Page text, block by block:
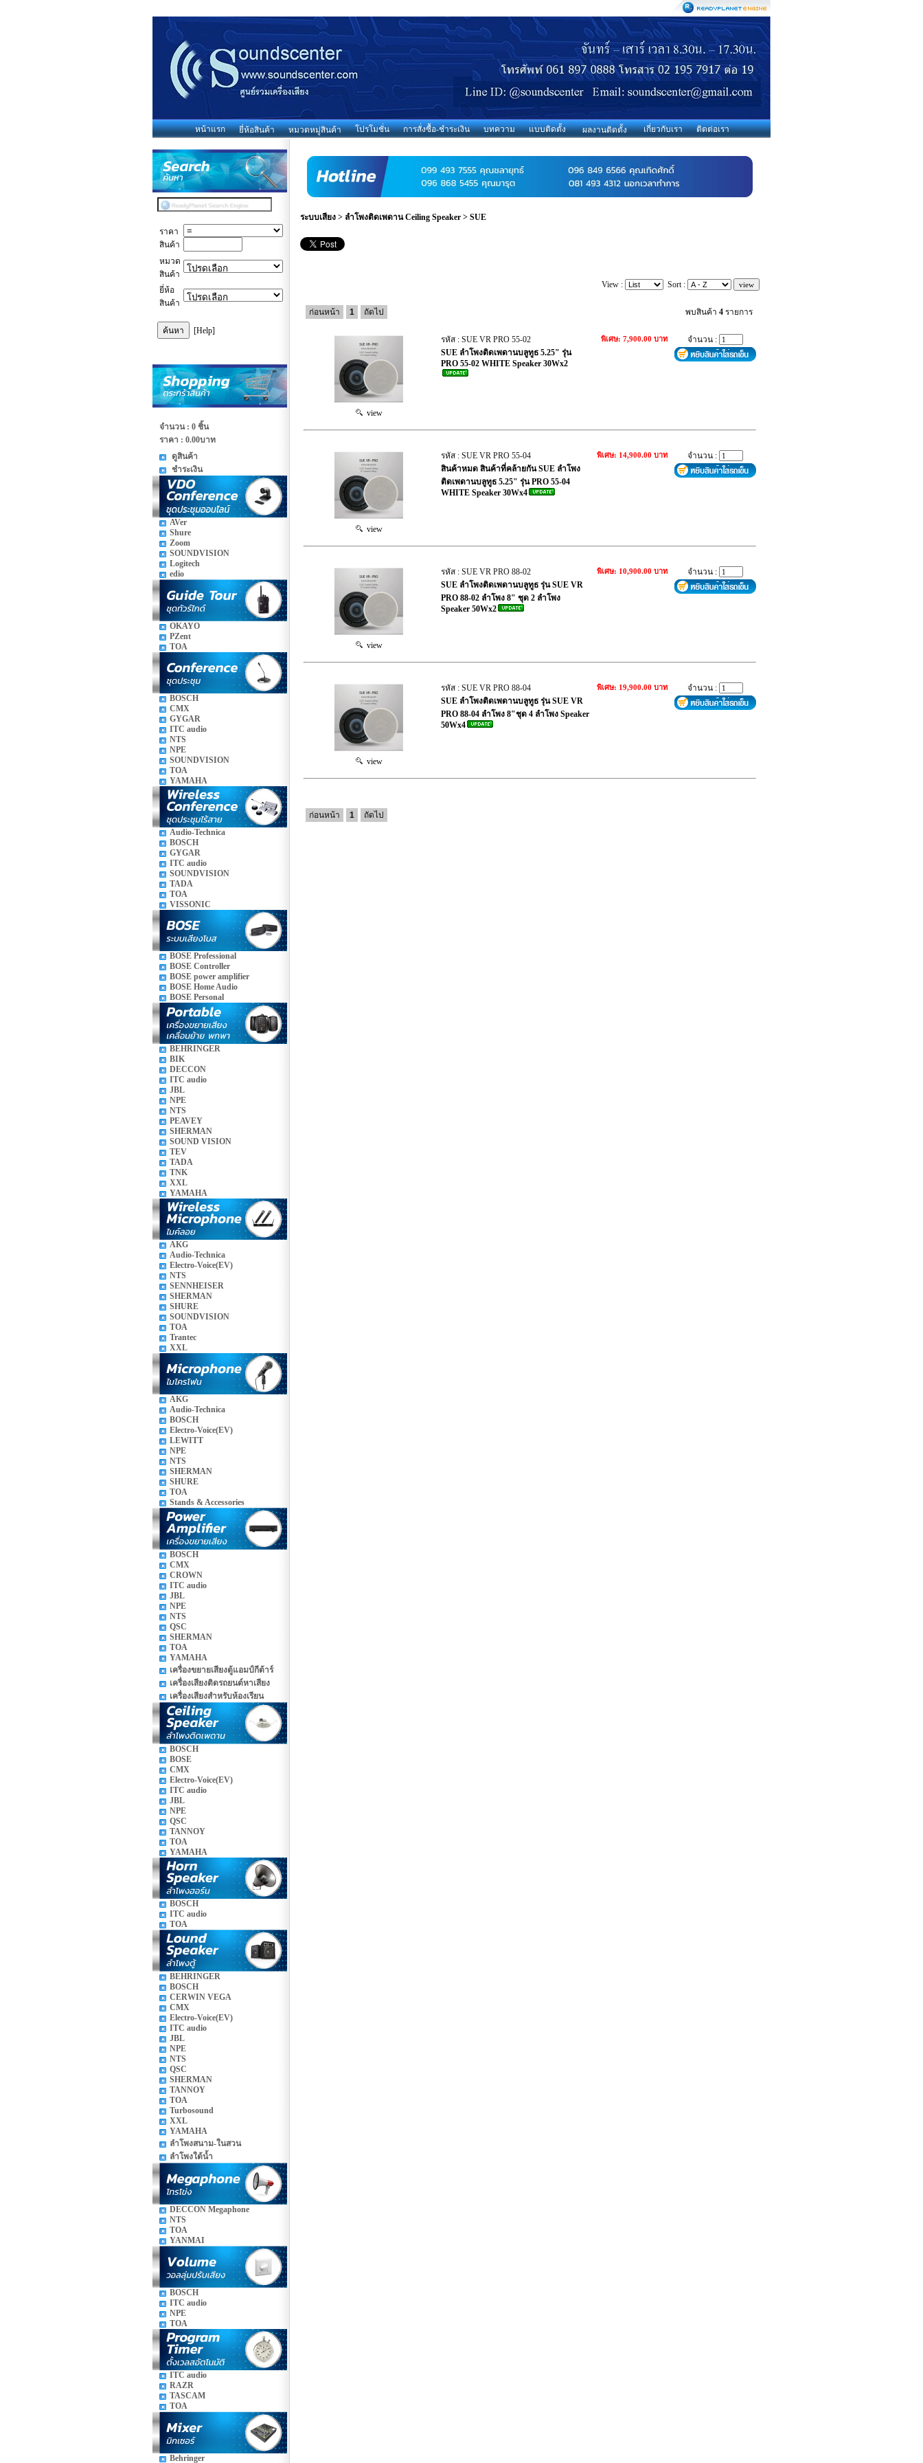
หน้าแรก ยี่ห้อสินค้า หมวดหมู่สินค้า โปรโมชั่น การสั่งซื้อ-ชำระเงิน บทความ แบบติดตั้ง ผลงานติดตั้ง เกี่ยวกับเรา ติดต่อเรา
ราคา
สินค้า
หมวด
สินค้า
ยี่ห้อ
สินค้า
[Help]
จำนวน : 0 ชิ้น
ราคา : 0.00บาท
ดูสินค้า
ชำระเงิน
AVer
Shure
Zoom
SOUNDVISION
Logitech
edio
OKAYO
PZent
TOA
BOSCH
CMX
GYGAR
ITC audio
NTS
NPE
SOUNDVISION
TOA
YAMAHA
Audio-Technica
BOSCH
GYGAR
ITC audio
SOUNDVISION
TADA
TOA
VISSONIC
BOSE Professional
BOSE Controller
BOSE power amplifier
BOSE Home Audio
BOSE Personal
BEHRINGER
BIK
DECCON
ITC audio
JBL
NPE
NTS
PEAVEY
SHERMAN
SOUND VISION
TEV
TADA
TNK
XXL
YAMAHA
AKG
Audio-Technica
Electro-Voice(EV)
NTS
SENNHEISER
SHERMAN
SHURE
SOUNDVISION
TOA
Trantec
XXL
AKG
Audio-Technica
BOSCH
Electro-Voice(EV)
LEWITT
NPE
NTS
SHERMAN
SHURE
TOA
Stands & Accessories
BOSCH
CMX
CROWN
ITC audio
JBL
NPE
NTS
QSC
SHERMAN
TOA
YAMAHA
เครื่องขยายเสียงตู้แอมป์กีต้าร์
เครื่องเสียงติดรถยนต์หาเสียง
เครื่องเสียงสำหรับห้องเรียน
BOSCH
BOSE
CMX
Electro-Voice(EV)
ITC audio
JBL
NPE
QSC
TANNOY
TOA
YAMAHA
BOSCH
ITC audio
TOA
BEHRINGER
BOSCH
CERWIN VEGA
CMX
Electro-Voice(EV)
ITC audio
JBL
NPE
NTS
QSC
SHERMAN
TANNOY
TOA
Turbosound
XXL
YAMAHA
ลำโพงสนาม-ในสวน
ลำโพงใต้น้ำ
DECCON Megaphone
NTS
TOA
YANMAI
BOSCH
ITC audio
NPE
TOA
ITC audio
RAZR
TASCAM
TOA
Behringer
ระบบเสียง > ลำโพงติดเพดาน Ceiling Speaker >SUE
View : Sort :
ก่อนหน้า 1 ถัดไป พบสินค้า4 รายการ
view
รหัส : SUE VR PRO 55-02
SUE ลำโพงติดเพดานบลูทูธ 5.25" รุ่น
PRO 55-02 WHITE Speaker 30Wx2
พิเศษ: 7,900.00 บาท จำนวน :
view
รหัส : SUE VR PRO 55-04
สินค้าหมด สินค้าที่คล้ายกัน SUE ลำโพง
ติดเพดานบลูทูธ 5.25" รุ่น PRO 55-04
WHITE Speaker 30Wx4
พิเศษ: 14,900.00 บาท จำนวน :
view
รหัส : SUE VR PRO 88-02
SUE ลำโพงติดเพดานบลูทูธ รุ่น SUE VR
PRO 88-02 ลำโพง 8" ชุด 2 ลำโพง
Speaker 50Wx2
พิเศษ: 10,900.00 บาท จำนวน :
view
รหัส : SUE VR PRO 88-04
SUE ลำโพงติดเพดานบลูทูธ รุ่น SUE VR
PRO 88-04 ลำโพง 8"ชุด 4 ลำโพง Speaker
50Wx4
พิเศษ: 19,900.00 บาท จำนวน :
ก่อนหน้า 1 ถัดไป